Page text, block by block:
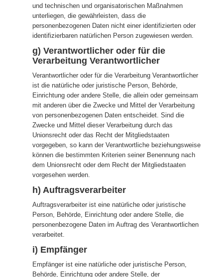
und technischen und organisatorischen Maßnahmen
unterliegen, die gewährleisten, dass die
personenbezogenen Daten nicht einer identifizierten oder
identifizierbaren natürlichen Person zugewiesen werden.
g) Verantwortlicher oder für die
Verarbeitung Verantwortlicher
Verantwortlicher oder für die Verarbeitung Verantwortlicher
ist die natürliche oder juristische Person, Behörde,
Einrichtung oder andere Stelle, die allein oder gemeinsam
mit anderen über die Zwecke und Mittel der Verarbeitung
von personenbezogenen Daten entscheidet. Sind die
Zwecke und Mittel dieser Verarbeitung durch das
Unionsrecht oder das Recht der Mitgliedstaaten
vorgegeben, so kann der Verantwortliche beziehungsweise
können die bestimmten Kriterien seiner Benennung nach
dem Unionsrecht oder dem Recht der Mitgliedstaaten
vorgesehen werden.
h) Auftragsverarbeiter
Auftragsverarbeiter ist eine natürliche oder juristische
Person, Behörde, Einrichtung oder andere Stelle, die
personenbezogene Daten im Auftrag des Verantwortlichen
verarbeitet.
i) Empfänger
Empfänger ist eine natürliche oder juristische Person,
Behörde, Einrichtung oder andere Stelle, der